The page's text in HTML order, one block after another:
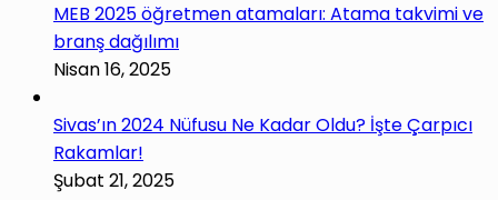
MEB 2025 öğretmen atamaları: Atama takvimi ve
branş dağılımı
Nisan 16, 2025
Sivas’ın 2024 Nüfusu Ne Kadar Oldu? İşte Çarpıcı
Rakamlar!
Şubat 21, 2025